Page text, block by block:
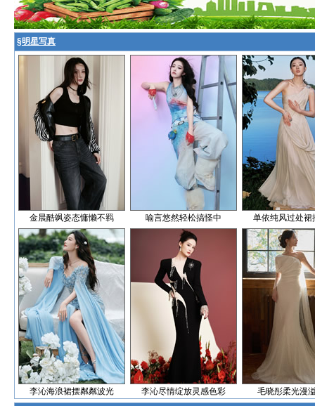
§明星写真
金晨酷飒姿态慵懒不羁 喻言悠然轻松搞怪中 单依纯风过处裙
李沁海浪裙摆粼粼波光 李沁尽情绽放灵感色彩 毛晓彤柔光漫